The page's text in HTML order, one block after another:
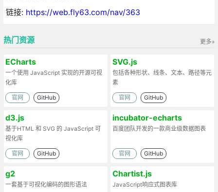
链接: https://web.fly63.com/nav/363
更多»
热门资源
ECharts
一个使用 JavaScript 实现的开源可视
化库
官网 GitHub
SVG.js
包括各种形状、线条、文本、路径等元
素
官网 GitHub
d3.js
基于HTML 和 SVG 的 JavaScript 可
视化库
官网 GitHub
incubator-echarts
百度团队开发的一款商业级数据图表
官网 GitHub
g2
一套基于可视化编码的图形语法
Chartist.js
JavaScript响应式图表库